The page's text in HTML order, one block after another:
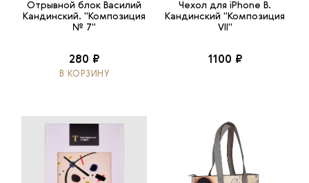
Отрывной блок Василий
Кандинский. "Композиция
№ 7"
280 ₽
В КОРЗИНУ
Чехол для iPhone В.
Кандинский "Композиция
VII"
1100 ₽